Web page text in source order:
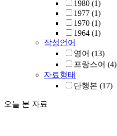
1980 (1)
1977 (1)
1970 (1)
1964 (1)
작성언어
영어 (13)
프랑스어 (4)
자료형태
단행본 (17)
오늘 본 자료